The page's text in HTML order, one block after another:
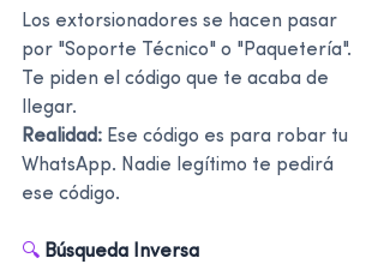
Los extorsionadores se hacen pasar
por "Soporte Técnico" o "Paquetería".
Te piden el código que te acaba de
llegar.
Realidad: Ese código es para robar tu
WhatsApp. Nadie legítimo te pedirá
ese código.
🔍 Búsqueda Inversa